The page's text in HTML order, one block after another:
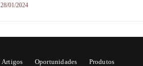
28/01/2024
Artigos Oportunidades
Produtos